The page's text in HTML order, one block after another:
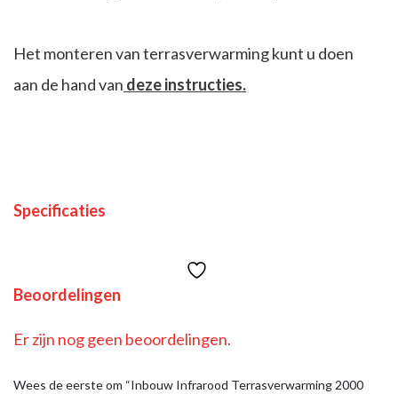
Het monteren van terrasverwarming kunt u doen
aan de hand van deze instructies.
Specificaties
Beoordelingen
Er zijn nog geen beoordelingen.
Wees de eerste om “Inbouw Infrarood Terrasverwarming 2000